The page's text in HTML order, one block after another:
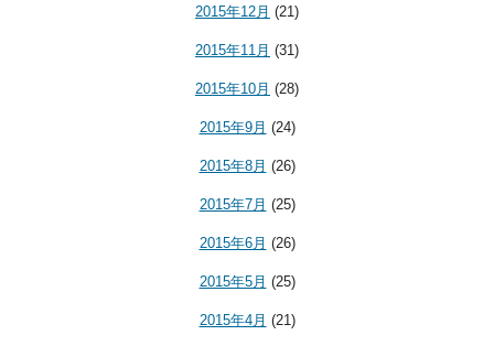
2015年12月 (21)
2015年11月 (31)
2015年10月 (28)
2015年9月 (24)
2015年8月 (26)
2015年7月 (25)
2015年6月 (26)
2015年5月 (25)
2015年4月 (21)